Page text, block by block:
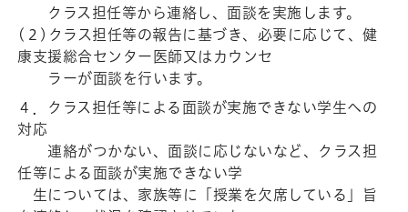
クラス担任等から連絡し、面談を実施します。
(２)クラス担任等の報告に基づき、必要に応じて、健
康支援総合センター医師又はカウンセ
ラーが面談を行います。
４．クラス担任等による面談が実施できない学生への
対応
連絡がつかない、面談に応じないなど、クラス担
任等による面談が実施できない学
生については、家族等に「授業を欠席している」旨